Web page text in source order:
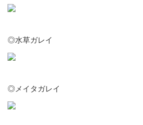
◎水草ガレイ
◎メイタガレイ